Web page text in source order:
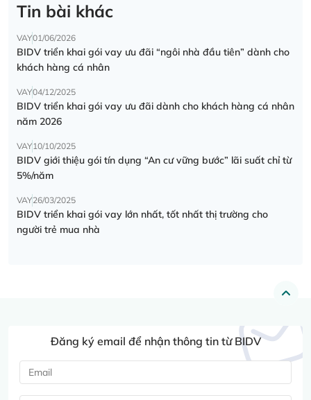
Tin bài khác
VAY01/06/2026
BIDV triển khai gói vay ưu đãi “ngôi nhà đầu tiên” dành cho
khách hàng cá nhân
VAY04/12/2025
BIDV triển khai gói vay ưu đãi dành cho khách hàng cá nhân
năm 2026
VAY10/10/2025
BIDV giới thiệu gói tín dụng “An cư vững bước” lãi suất chỉ từ
5%/năm
VAY26/03/2025
BIDV triển khai gói vay lớn nhất, tốt nhất thị trường cho
người trẻ mua nhà
Đăng ký email để nhận thông tin từ BIDV